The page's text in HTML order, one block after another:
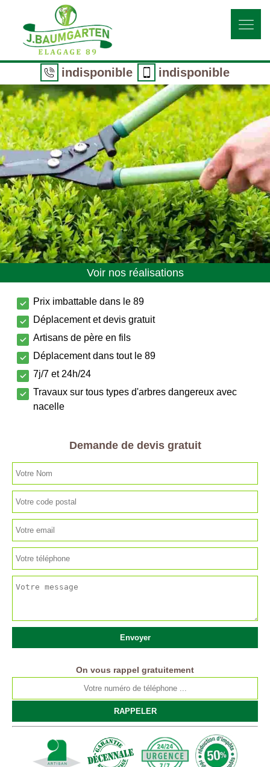
indisponible indisponible
Voir nos réalisations
Prix imbattable dans le 89
Déplacement et devis gratuit
Artisans de père en fils
Déplacement dans tout le 89
7j/7 et 24h/24
Travaux sur tous types d'arbres dangereux avec
nacelle
Demande de devis gratuit
On vous rappel gratuitement